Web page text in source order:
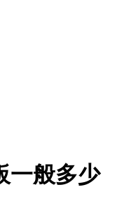
一般多少